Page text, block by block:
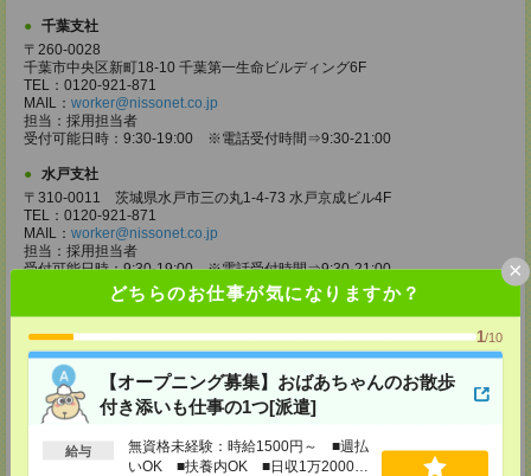
どちらのお仕事が気になりますか？
1/10
【オープニング募集】おばあちゃんのお散歩
付き添いも仕事の1つ[派遣]
給与
無資格未経験：時給1500円～ ■週払
いOK ■扶養内OK ■日収1万2000円
×
千葉支社
〒260-0028
千葉市中央区新町18-10 千葉第一生命ビルディング6F
TEL：0120-921-871
MAIL： worker@nissonet.co.jp
担当：採用担当者
受付可能日時：9:30-19:00 ※電話受付時間⇒9:30-21:00
水戸支社
〒310-0011 茨城県水戸市三の丸1-4-73 水戸京成ビル4F
TEL：0120-921-871
MAIL： worker@nissonet.co.jp
担当：採用担当者
受付可能日時：9:30-19:00 ※電話受付時間⇒9:30-21:00
宇都宮支社
TEL：0120-921-871
MAIL：worker@nissonet.co.jp
担当：採用担当者
受付可能日時：9:30-19:00 ※電話受付時間⇒9:30-21:00
埼玉県さいたま市大宮区仲町2-23-2 大宮仲町センタービル3F（さいたま